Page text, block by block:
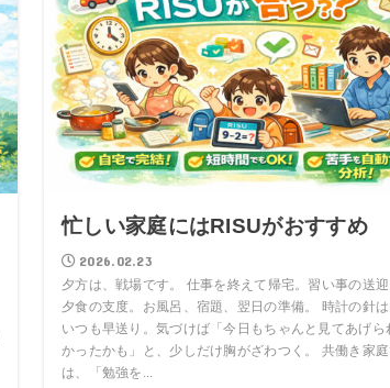
忙しい家庭にはRISUがおすすめ
2026.02.23
夕方は、戦場です。 仕事を終えて帰宅。習い事の送迎
夕食の支度。お風呂、宿題、翌日の準備。 時計の針は
いつも早送り。気づけば「今日もちゃんと見てあげら
かったかも」と、少しだけ胸がざわつく。 共働き家
は、「勉強を...